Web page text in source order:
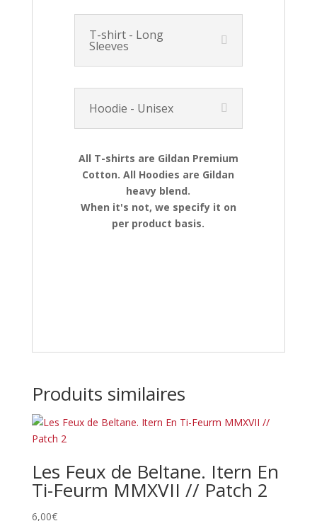
T-shirt - Long
Sleeves
Hoodie - Unisex
All T-shirts are Gildan Premium
Cotton. All Hoodies are Gildan
heavy blend.
When it's not, we specify it on
per product basis.
Produits similaires
Les Feux de Beltane. Itern En
Ti-Feurm MMXVII // Patch 2
6,00€